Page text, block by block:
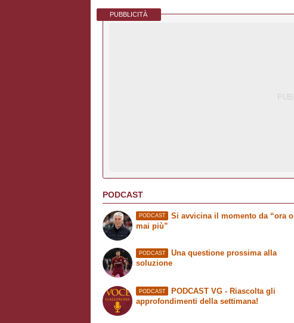
PUBBLICITÀ
PODCAST
PODCAST
Si avvicina il momento da “ora o
mai più”
PODCAST
Una questione prossima alla
soluzione
PODCAST
PODCAST VG - Riascolta gli
approfondimenti della settimana!